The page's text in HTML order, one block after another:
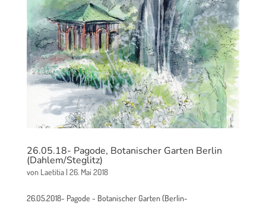
26.05.18- Pagode, Botanischer Garten Berlin
(Dahlem/Steglitz)
von Laetitia| 26. Mai 2018
26.05.2018- Pagode - Botanischer Garten (Berlin-